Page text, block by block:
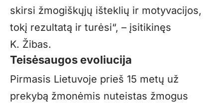
skirsi žmogiškųjų išteklių ir motyvacijos,
tokį rezultatą ir turėsi“, – įsitikinęs
K. Žibas.
Teisėsaugos evoliucija
Pirmasis Lietuvoje prieš 15 metų už
prekybą žmonėmis nuteistas žmogus